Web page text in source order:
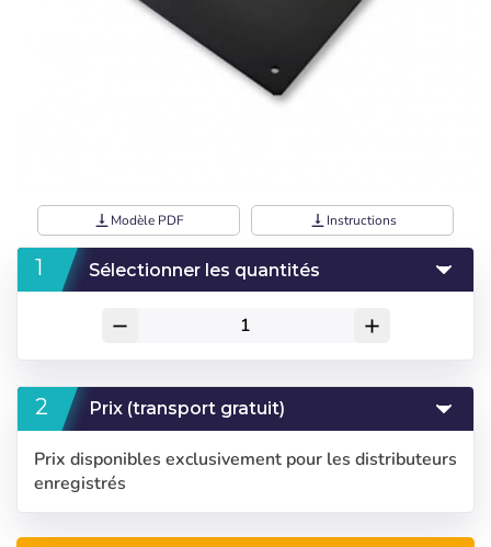
vertical_align_bottom Modèle PDF vertical_align_bottom Instructions
Sélectionner les quantités
remove add
Prix (transport gratuit)
Prix disponibles exclusivement pour les distributeurs
enregistrés